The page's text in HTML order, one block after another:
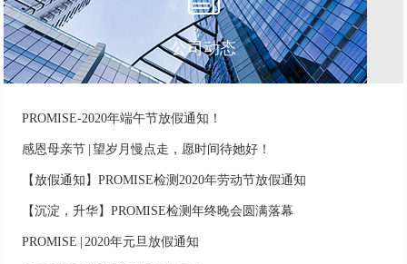
公司动态
PROMISE-2020年端午节放假通知！
感恩母亲节 | 望岁月慢点走，愿时间待她好！
【放假通知】PROMISE检测2020年劳动节放假通知
【沉淀，升华】PROMISE检测年终晚会圆满落幕
PROMISE | 2020年元旦放假通知